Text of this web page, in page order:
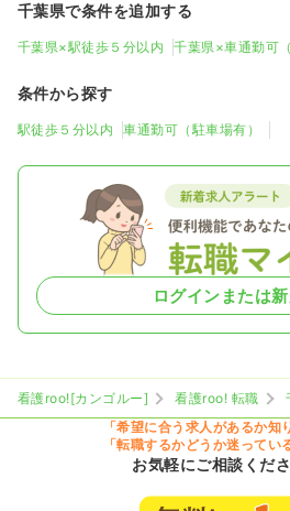
千葉県で条件を追加する
千葉県×駅徒歩５分以内 千葉県×車通勤可
条件から探す
駅徒歩５分以内 車通勤可（駐車場有）
ログインまたは
看護roo![カンゴルー] 看護roo! 転職
「希望に合う求人があるか知
「転職するかどうか迷ってい
お気軽にご相談くだ